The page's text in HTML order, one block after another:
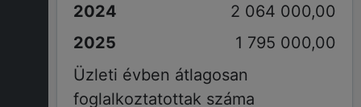
2 064 000,00
1 795 000,00
Üzleti évben átlagosan
foglalkoztatottak száma